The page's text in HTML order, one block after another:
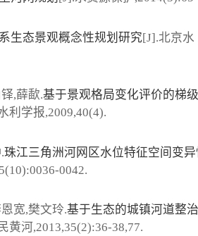
生态景观概念性规划研究[J].北京水
,薛歃.基于景观格局变化评价的梯
利学报,2009,40(4).
珠江三角洲河网区水位特征空间变
0042.
宽,樊文玲.基于生态的城镇河道整
黄河,2013,35(2):36-38,77.